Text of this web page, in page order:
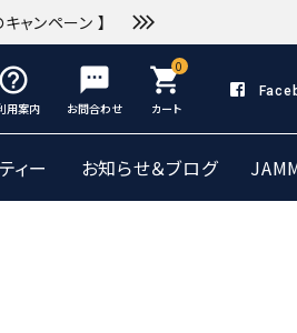
ャンペーン 】
help_outline
用案内
sms
お問合わせ
0
shopping_cart
カート
ィー お知らせ＆ブログ